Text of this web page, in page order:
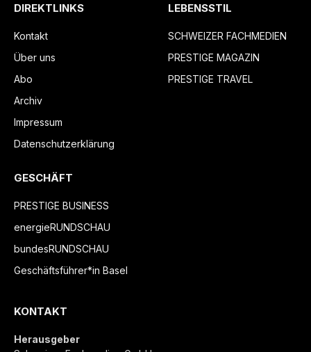
DIREKTLINKS
Kontakt
Über uns
Abo
Archiv
Impressum
Datenschutzerklärung
LEBENSSTIL
SCHWEIZER FACHMEDIEN
PRESTIGE MAGAZIN
PRESTIGE TRAVEL
GESCHÄFT
PRESTIGE BUSINESS
energieRUNDSCHAU
bundesRUNDSCHAU
Geschäftsführer*in Basel
KONTAKT
Herausgeber